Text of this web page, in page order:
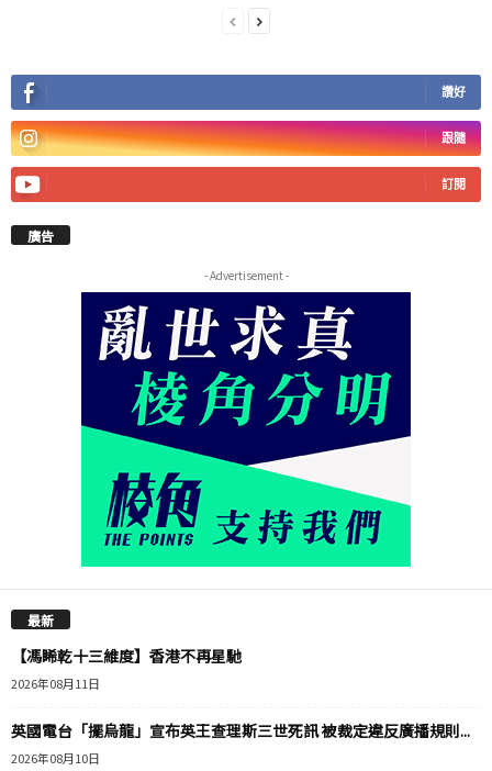
讚好
跟隨
訂閱
廣告
- Advertisement -
最新
【馮睎乾十三維度】香港不再星馳
2026年08月11日
英國電台「擺烏龍」宣布英王查理斯三世死訊 被裁定違反廣播規則...
2026年08月10日